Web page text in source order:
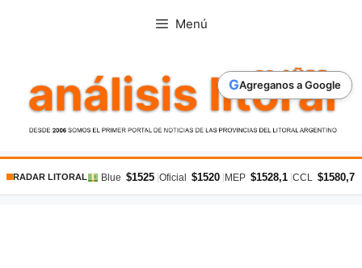
GAgreganos a Google
Menú
RADAR LITORAL Blue $1525 Oficial $1520 MEP $1528,1 CCL $1580,7